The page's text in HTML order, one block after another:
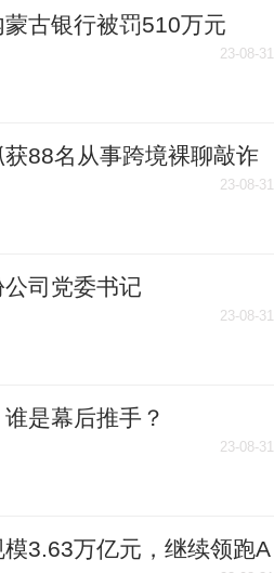
古银行被罚510万元
23-08-31
88名从事跨境裸聊敲诈
23-08-31
司党委书记
23-08-31
是幕后推手？
23-08-31
3.63万亿元，继续领跑A